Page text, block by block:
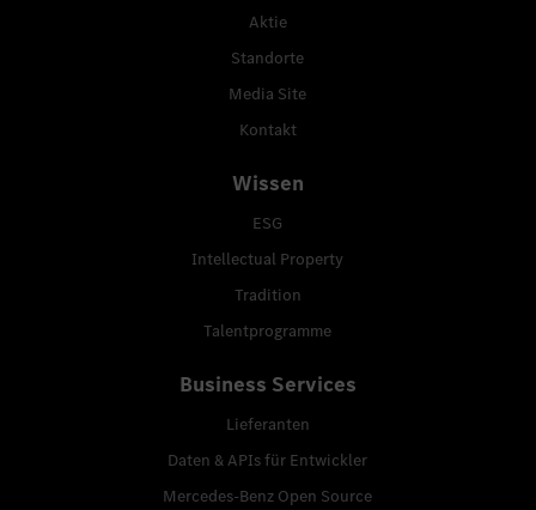
Aktie
Standorte
Media Site
Kontakt
Wissen
ESG
Intellectual Property
Tradition
Talentprogramme
Business Services
Lieferanten
Daten & APIs für Entwickler
Mercedes-Benz Open Source